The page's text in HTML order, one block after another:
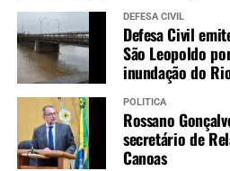
DEFESA CIVIL
Defesa Civil
São Leopoldo
inundação do
POLÍTICA
Rossano
secretário de
Canoas